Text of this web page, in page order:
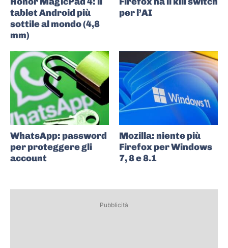
tablet Android più
sottile al mondo (4,8
mm)
per l’AI
WhatsApp: password
per proteggere gli
account
Mozilla: niente più
Firefox per Windows
7, 8 e 8.1
Pubblicità